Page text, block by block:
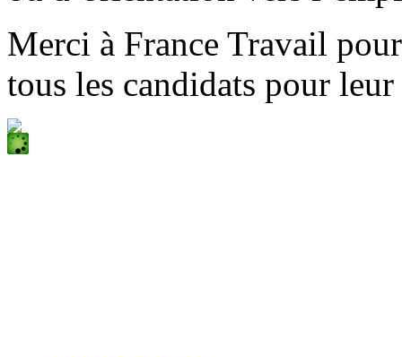
Merci à France Travail
tous les candidats pour